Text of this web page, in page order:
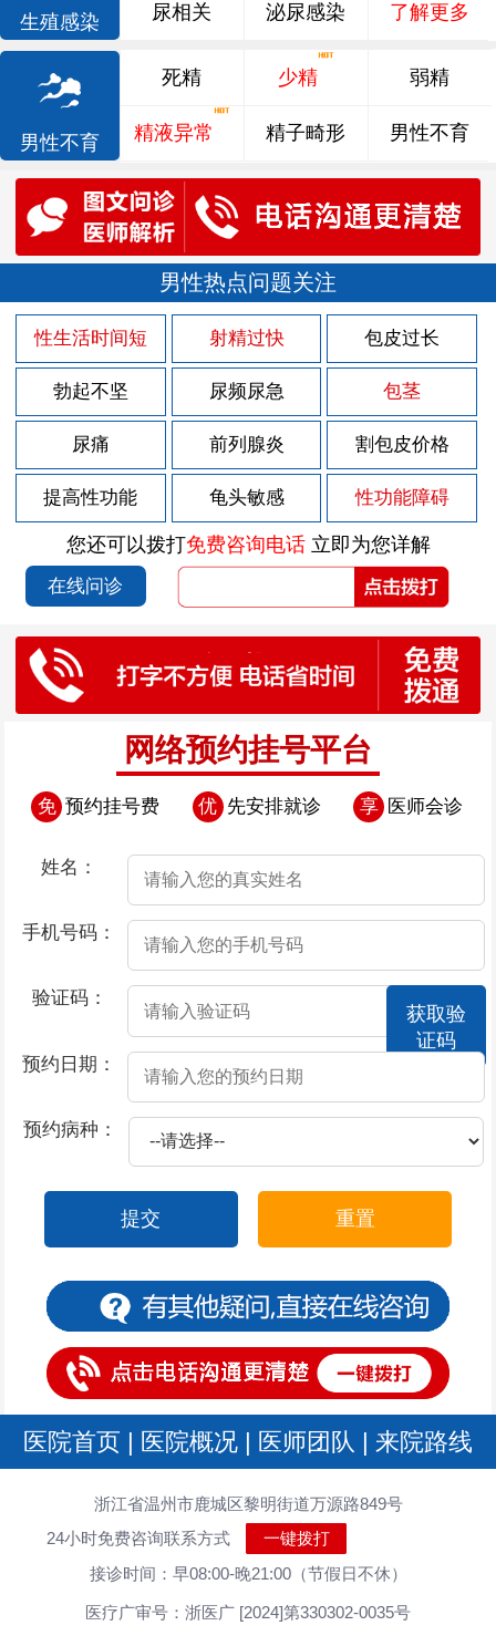
生殖感染 尿相关 泌尿感染 了解更多
男性不育
死精 少精 弱精
精液异常 精子畸形 男性不育
男性热点问题关注
性生活时间短 射精过快 包皮过长
勃起不坚 尿频尿急 包茎
尿痛 前列腺炎 割包皮价格
提高性功能 龟头敏感 性功能障碍
您还可以拨打免费咨询电话立即为您详解
在线问诊
网络预约挂号平台
免 预约挂号费 优 先安排就诊 享 医师会诊
姓名：
手机号码：
验证码：
获取验
证码
预约日期：
预约病种：
提交 重置
医院首页 | 医院概况 | 医师团队 | 来院路线
浙江省温州市鹿城区黎明街道万源路849号
24小时免费咨询联系方式
一键拨打
接诊时间：早08:00-晚21:00（节假日不休）
医疗广审号：浙医广 [2024]第330302-0035号